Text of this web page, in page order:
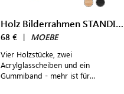
Holz Bilderrahmen STANDING FRAME A4
68 € | MOEBE
Vier Holzstücke, zwei
Acrylglasscheiben und ein
Gummiband - mehr ist für